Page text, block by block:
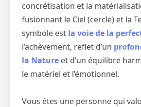
concrétisation et la
fusionnant le Ciel (cercle) et la
symbole est la voie de la
l’achèvement, reflet d’un
la Nature et d’un équilibre
le matériel et l’émotionnel.
Vous êtes une personne qui